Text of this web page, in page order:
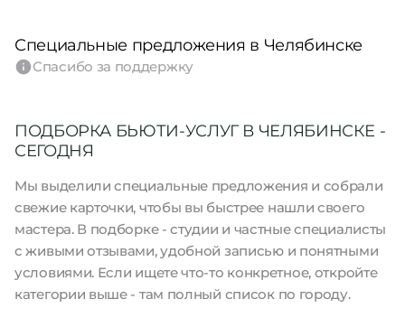
Специальные предложения в Челябинске
Спасибо за поддержку
ПОДБОРКА БЬЮТИ-УСЛУГ В ЧЕЛЯБИНСКЕ -
СЕГОДНЯ
Мы выделили специальные предложения и собрали
свежие карточки, чтобы вы быстрее нашли своего
мастера. В подборке - студии и частные специалисты
с живыми отзывами, удобной записью и понятными
условиями. Если ищете что-то конкретное, откройте
категории выше - там полный список по городу.